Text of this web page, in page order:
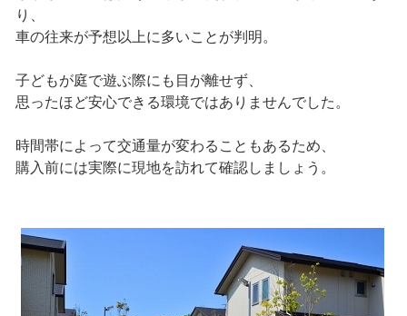
り、
車の往来が予想以上に多いことが判明。
子どもが庭で遊ぶ際にも目が離せず、
思ったほど安心できる環境ではありませんでした。
時間帯によって交通量が変わることもあるため、
購入前には実際に現地を訪れて確認しましょう。